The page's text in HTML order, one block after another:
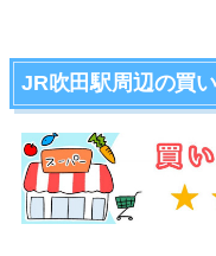
JR吹田駅周辺の買